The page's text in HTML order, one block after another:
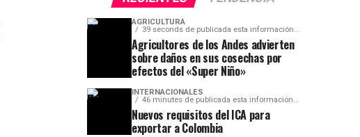
AGRICULTURA
39 seconds de publicada esta información...
Agricultores de los Andes advierten
sobre daños en sus cosechas por
efectos del «Super Niño»
INTERNACIONALES
46 minutes de publicada esta información...
Nuevos requisitos del ICA para
exportar a Colombia